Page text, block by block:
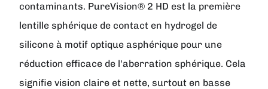
contaminants. PureVision® 2 HD est la première
lentille sphérique de contact en hydrogel de
silicone à motif optique asphérique pour une
réduction efficace de l'aberration sphérique. Cela
signifie vision claire et nette, surtout en basse